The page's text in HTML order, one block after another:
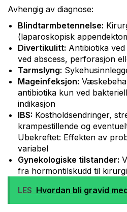
Avhengig av diagnose:
Blindtarmbetennelse:
(laparoskopisk
Divertikulitt: Antibiotika
ved abscess, perforasjon
Tarmslyng:
Mageinfeksjon:
antibiotika kun ved
indikasjon
IBS: Kostholdsendringer,
krampestillende og
Ubekreftet: Effekten av
variabel
Gynekologiske tilstander:
fra hormontilskudd til kirurgi
LES Hvordan bli gravid